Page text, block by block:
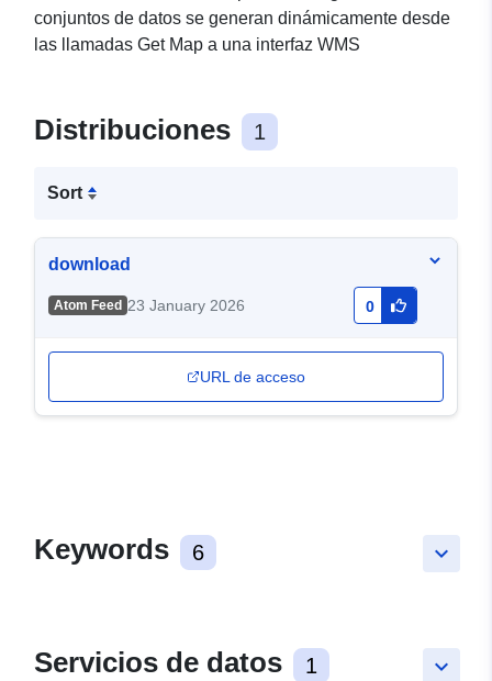
conjuntos de datos se generan dinámicamente desde
las llamadas Get Map a una interfaz WMS
Distribuciones 1
Sort
download
Atom Feed 23 January 2026 0
URL de acceso
keyboard_arrow_down
Keywords 6
keyboard_arrow_down
Servicios de datos 1